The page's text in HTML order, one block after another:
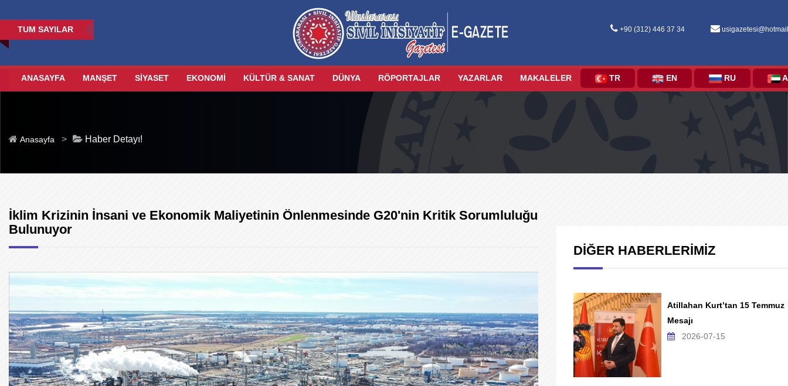
TUM SAYILAR +90 (312) 446 37 34
ANASAYFA MANŞET SİYASET EKONOMİ KÜLTÜR & SANAT DÜNYA RÖPORTAJLAR YAZARLAR MAKALELER TR EN RU
Anasayfa > Haber Detayı!
İklim Krizinin İnsani ve Ekonomik Maliyetinin Önlenmesinde G20'nin Kritik Sorumluluğu
Bulunuyor
DİĞER HABERLERİMİZ
Atillahan Kurt’tan 15 Temmuz
Mesajı
2026-07-15